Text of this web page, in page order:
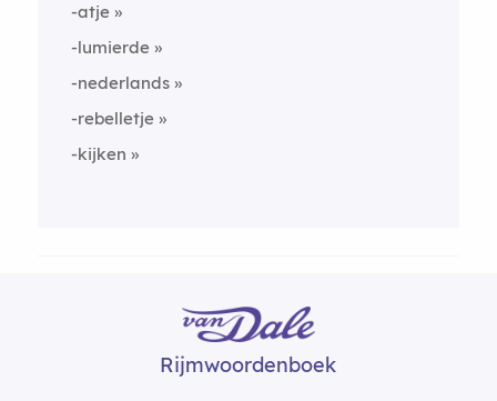
-atje
-lumierde
-nederlands
-rebelletje
-kijken
Rijmwoordenboek